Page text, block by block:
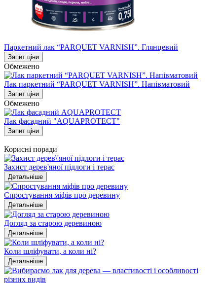
Паркетний лак “PARQUET VARNISH”. Глянцевий
Запит ціни
Обмежено
Лак паркетний “PARQUET VARNISH”. Напівматовий
Запит ціни
Обмежено
Лак фасадний "AQUAPROTECT"
Запит ціни
Корисні поради
Захист дерев'яної підлоги і терас
Детальніше
Спростування міфів про деревину
Детальніше
Догляд за старою деревиною
Детальніше
Коли шліфувати, а коли ні?
Детальніше